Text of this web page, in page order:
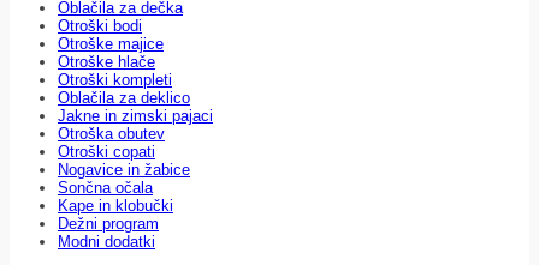
Oblačila za dečka
Otroški bodi
Otroške majice
Otroške hlače
Otroški kompleti
Oblačila za deklico
Jakne in zimski pajaci
Otroška obutev
Otroški copati
Nogavice in žabice
Sončna očala
Kape in klobučki
Dežni program
Modni dodatki